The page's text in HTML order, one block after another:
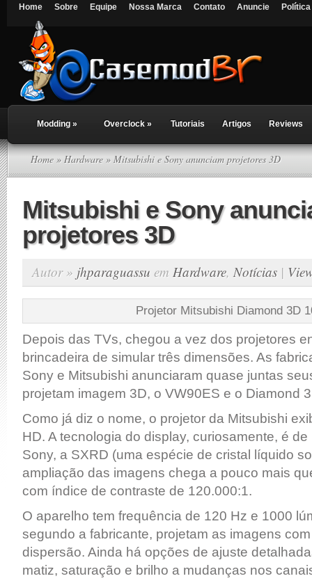
Home Sobre Equipe Nossa Marca Contato Anuncie
Modding » Overclock » Tutoriais Artigos Reviews
Home » Hardware » Mitsubishi e Sony anunciam projetores 3D
Mitsubishi e Sony
projetores 3D
Autor » jhparaguassu em Hardware, Notícias |
Projetor Mitsubishi Diamond 3D
Depois das TVs, chegou a vez dos projetores
brincadeira de simular três dimensões. As
Sony e Mitsubishi anunciaram quase juntas
projetam imagem 3D, o VW90ES e o Diamond
Como já diz o nome, o projetor da Mitsubishi
HD. A tecnologia do display, curiosamente, é
Sony, a SXRD (uma espécie de cristal líquido
ampliação das imagens chega a pouco mais
com índice de contraste de 120.000:1.
O aparelho tem frequência de 120 Hz e 1000
segundo a fabricante, projetam as imagens
dispersão. Ainda há opções de ajuste
matiz, saturação e brilho a mudanças nos